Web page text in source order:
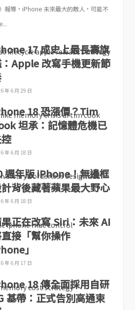
報導，iPhone 未來最大的敵人，可能不
17 成史上最長壽旗
Apple 改寫手機更新節
年 6 月 29 日
18 恐漲價？Tim
坦承：記憶體危機已
年 6 月 18 日
週年版 iPhone！無邊框
背後藏著蘋果最大野心
年 6 月 18 日
正在改寫 Siri：未來 AI
接「幫你操作
」
年 6 月 17 日
18 傳全面採用自研
基帶：正式告別高通束